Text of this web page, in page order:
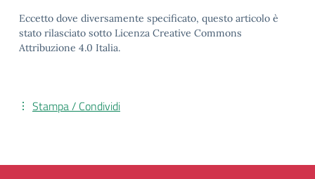
Eccetto dove diversamente specificato, questo articolo è
stato rilasciato sotto Licenza Creative Commons
Attribuzione 4.0 Italia.
Stampa / Condividi